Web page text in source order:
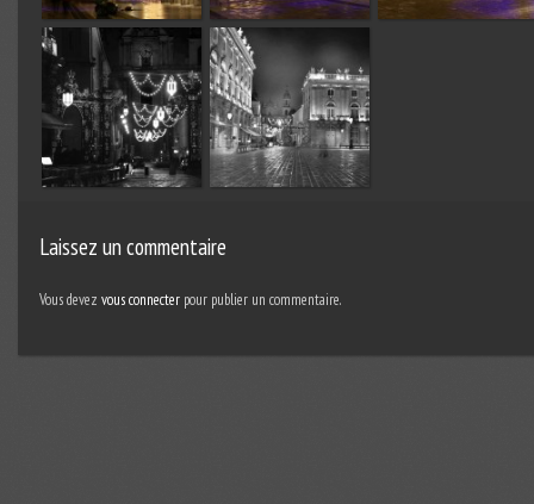
Laissez un commentaire
Vous devezvous connecter pour publier un commentaire.